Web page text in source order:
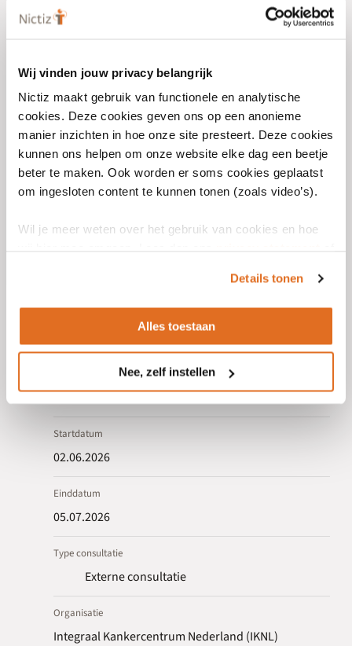
Wij vinden jouw privacy belangrijk
Nictiz maakt gebruik van functionele en analytische
cookies. Deze cookies geven ons op een anonieme
manier inzichten in hoe onze site presteert. Deze cookies
kunnen ons helpen om onze website elke dag een beetje
beter te maken. Ook worden er soms cookies geplaatst
om ingesloten content te kunnen tonen (zoals video’s).
Wil je meer weten over het gebruik van cookies en hoe
Details tonen
Alles toestaan
Nee, zelf instellen
Raadplegen van PZP-
gegevens v1.0.0
(ReleaseCandidate.3
)
Use case
Vastleggen van PZP-
gegevens v1.0.0
)
Consultatiegegevens
Startdatum
02.06.2026
Einddatum
05.07.2026
Type consultatie
Externe consultatie
Organisatie
Integraal Kankercentrum Nederland (IKNL)